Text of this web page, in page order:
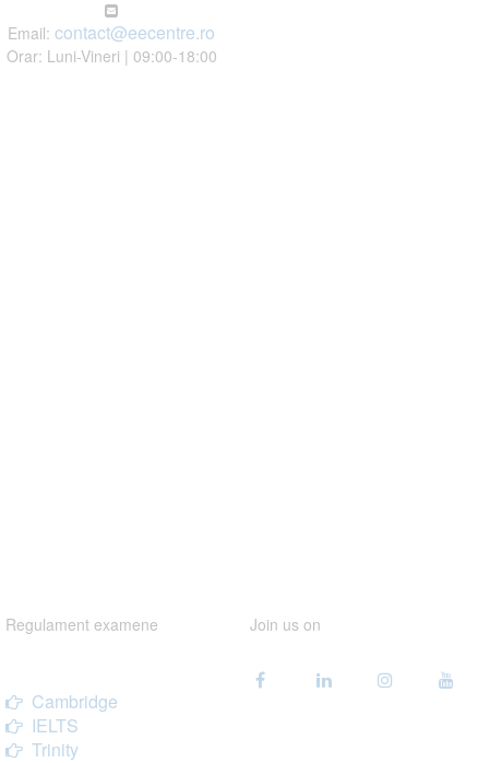
Email: contact@eecentre.ro
Orar: Luni-Vineri | 09:00-18:00
Regulament examene
Cambridge
IELTS
Trinity
Join us on